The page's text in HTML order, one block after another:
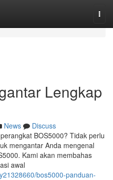
Lengkap
News
Discuss
BOS5000? Tidak perlu
mengantar Anda mengenal
Kami akan membahas
awal
bos5000-panduan-